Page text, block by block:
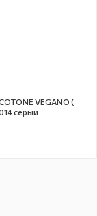
VEGANO (
серый